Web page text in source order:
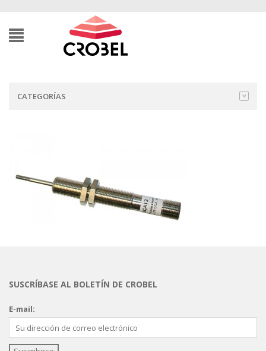
CATEGORÍAS
SUSCRÍBASE AL BOLETÍN DE CROBEL
E-mail: